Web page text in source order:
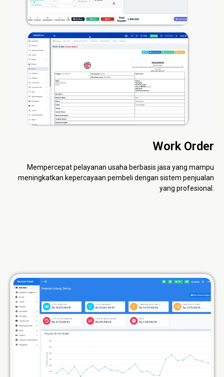
Work Order
Mempercepat pelayanan usaha berbasis jasa yang mampu
meningkatkan kepercayaan pembeli dengan sistem penjualan
yang profesional.